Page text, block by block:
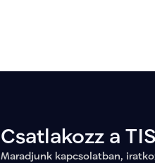
Csatlakozz a
Maradjunk kapcsolatban,